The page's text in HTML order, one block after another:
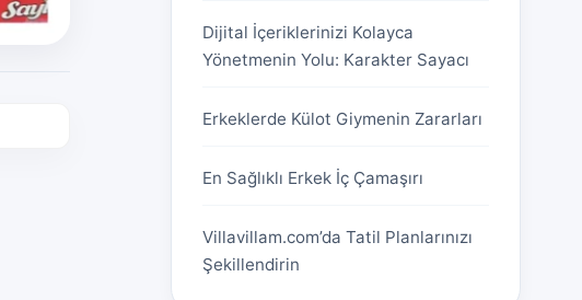
Dijital İçeriklerinizi Kolayca
Yönetmenin Yolu: Karakter Sayacı
Erkeklerde Külot Giymenin Zararları
En Sağlıklı Erkek İç Çamaşırı
Villavillam.com’da Tatil Planlarınızı
Şekillendirin